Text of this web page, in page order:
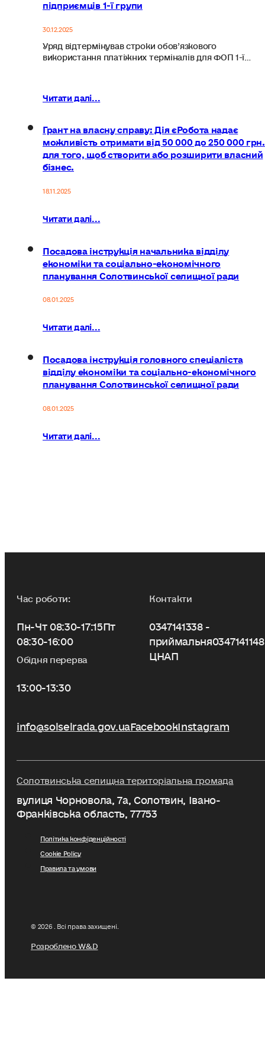
підприємців 1-ї групи
30.12.2025
Уряд відтермінував строки обов’язкового
використання платіжних терміналів для ФОП 1-ї…
Читати далі...
Грант на власну справу: Дія єРобота надає
можливість отримати від 50 000 до 250 000 грн.
для того, щоб створити або розширити власний
бізнес.
18.11.2025
Читати далі...
Посадова інструкція начальника відділу
економіки та соціально-економічного
планування Солотвинської селищної ради
08.01.2025
Читати далі...
Посадова інструкція головного спеціаліста
відділу економіки та соціально-економічного
планування Солотвинської селищної ради
08.01.2025
Читати далі...
Час роботи:
Пн-Чт 08:30-17:15Пт
08:30-16:00
Обідня перерва
13:00-13:30
Контакти
0347141338 -
приймальня
ЦНАП
info@solselrada.gov.uaFacebookInstagram
Солотвинська селищна територіальна громада
вулиця Чорновола, 7a, Солотвин, Івано-
Франківська область, 77753
Політика конфіденційності
Cookie Policy
Правила та умови
© 2026 . Всі права захищені.
Розроблено W&D